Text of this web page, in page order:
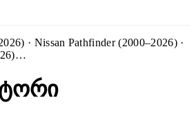
· Nissan Pathfinder (2000–2026) ·